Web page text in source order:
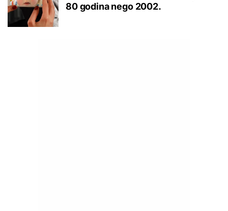
80 godina nego 2002.